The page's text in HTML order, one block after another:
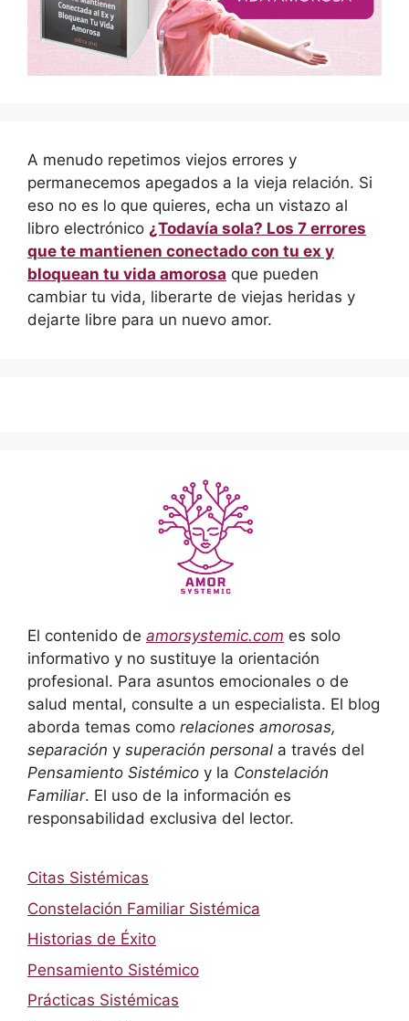
A menudo repetimos viejos errores y
permanecemos apegados a la vieja relación. Si
eso no es lo que quieres, echa un vistazo al
libro electrónico ¿Todavía sola? Los 7 errores
que te mantienen conectado con tu ex y
bloquean tu vida amorosa que pueden
cambiar tu vida, liberarte de viejas heridas y
dejarte libre para un nuevo amor.
El contenido de amorsystemic.com es solo
informativo y no sustituye la orientación
profesional. Para asuntos emocionales o de
salud mental, consulte a un especialista. El blog
aborda temas como relaciones amorosas,
separación y superación personal a través del
Pensamiento Sistémico y la Constelación
Familiar. El uso de la información es
responsabilidad exclusiva del lector.
Citas Sistémicas
Constelación Familiar Sistémica
Historias de Éxito
Pensamiento Sistémico
Prácticas Sistémicas